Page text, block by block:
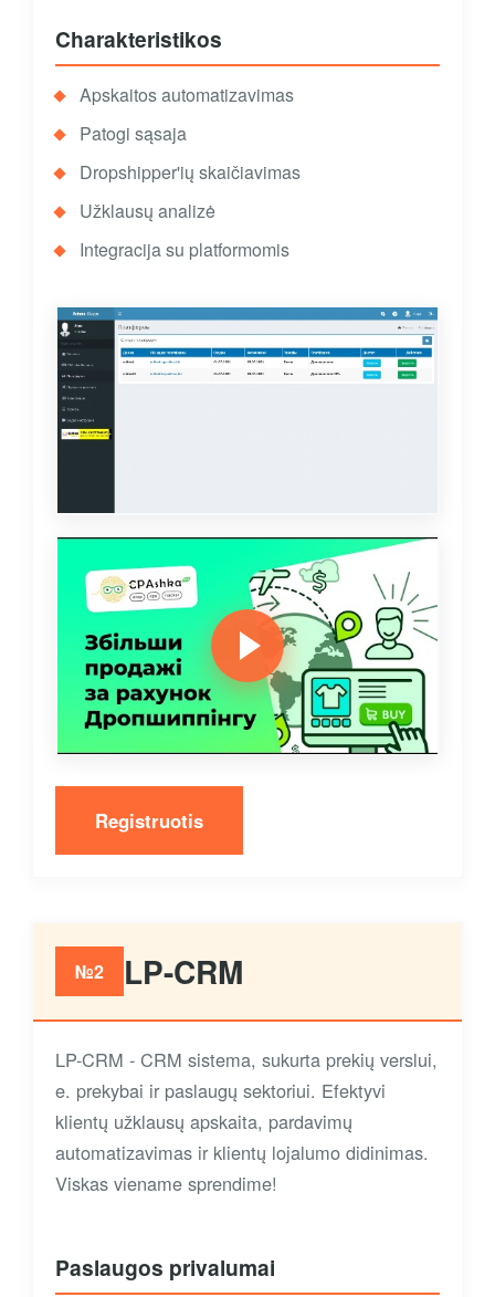
Charakteristikos
Apskaitos automatizavimas
Patogi sąsaja
Dropshipper'ių skaičiavimas
Užklausų analizė
Integracija su platformomis
Registruotis
№2 LP-CRM
LP-CRM - CRM sistema, sukurta prekių verslui,
e. prekybai ir paslaugų sektoriui. Efektyvi
klientų užklausų apskaita, pardavimų
automatizavimas ir klientų lojalumo didinimas.
Viskas viename sprendime!
Paslaugos privalumai